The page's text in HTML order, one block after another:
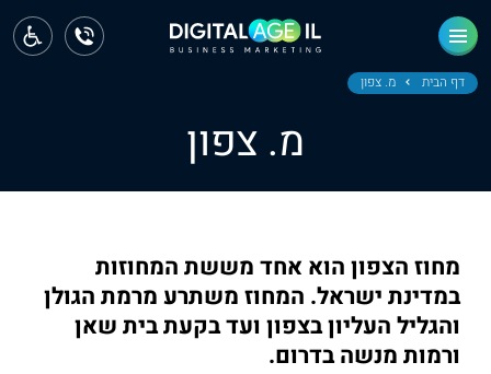
דף הבית מ. צפון
מ. צפון
מחוז הצפון הוא אחד מששת המחוזות
במדינת ישראל. המחוז משתרע מרמת הגולן
והגליל העליון בצפון ועד בקעת בית שאן
ורמות מנשה בדרום.
ראשי
מחוז צפון
מחוז דרום
ירושלים